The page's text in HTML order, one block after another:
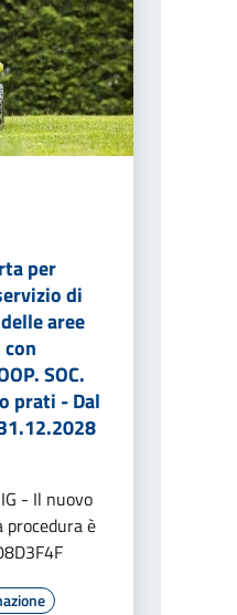
per
di
aree
SOC.
prati - Dal
- Il nuovo
procedura è